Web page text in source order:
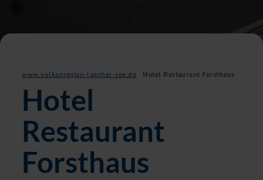
www.vulkanregion-laacher-see.de Hotel Restaurant Forsthaus
Hotel
Restaurant
Forsthaus